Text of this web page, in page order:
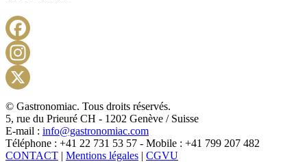
X
© Gastronomiac. Tous droits réservés.
5, rue du Prieuré CH - 1202 Genève / Suisse
E-mail : info@gastronomiac.com
Téléphone : +41 22 731 53 57 - Mobile : +41 799 207 482
CONTACT | Mentions légales | CGVU